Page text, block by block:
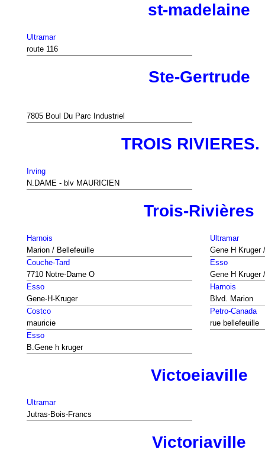
st-madelaine
Ultramar
route 116
Ste-Gertrude
7805 Boul Du Parc Industriel
TROIS RIVIERES.
Irving
N.DAME - blv MAURICIEN
Trois-Rivières
Harnois
Marion / Bellefeuille
Ultramar
Gene H Kruger
Couche-Tard
7710 Notre-Dame O
Esso
Gene H Kruger
Esso
Gene-H-Kruger
Harnois
Blvd. Marion
Costco
mauricie
Petro-Canada
rue bellefeuille
Esso
B.Gene h kruger
Victoeiaville
Ultramar
Jutras-Bois-Francs
Victoriaville